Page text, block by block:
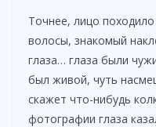
Точнее, лицо
волосы, знакомый
глаза… глаза были
был живой, чуть
скажет что-нибудь
фотографии глаза